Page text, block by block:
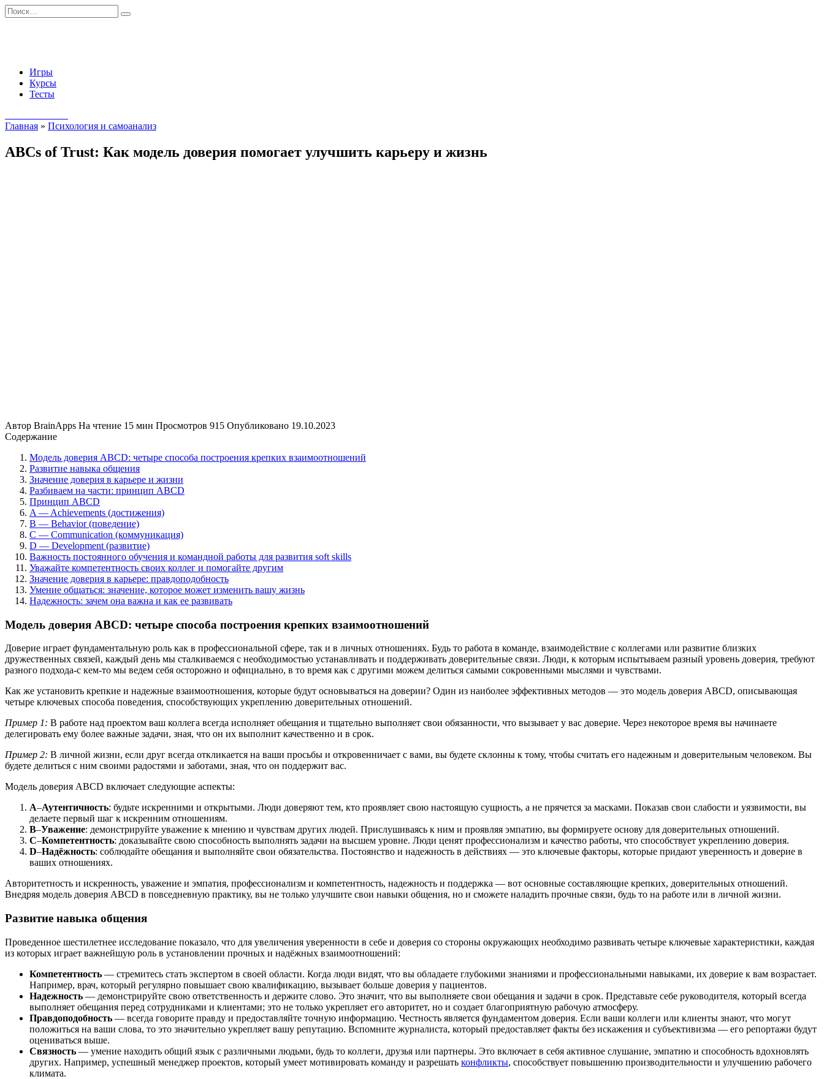
Перейти
к
Search
for:
Игры
Курсы
Тесты
Главная » Психология и самоанализ
ABCs of Trust: Как модель доверия помогает улучшить карьеру и жизнь
Автор BrainApps На чтение 15 мин Просмотров 915 Опубликовано 19.10.2023
Содержание
Модель доверия ABCD: четыре способа построения крепких взаимоотношений
Развитие навыка общения
Значение доверия в карьере и жизни
Разбиваем на части: принцип ABCD
Принцип ABCD
A — Achievements (достижения)
B — Behavior (поведение)
C — Communication (коммуникация)
D — Development (развитие)
Важность постоянного обучения и командной работы для развития soft skills
Уважайте компетентность своих коллег и помогайте другим
Значение доверия в карьере: правдоподобность
Умение общаться: значение, которое может изменить вашу жизнь
Надежность: зачем она важна и как ее развивать
Модель доверия ABCD: четыре способа построения крепких взаимоотношений
Доверие играет фундаментальную роль как в профессиональной сфере, так и в личных отношениях. Будь то работа в команде, взаимодействие с коллегами или развитие близких
дружественных связей, каждый день мы сталкиваемся с необходимостью устанавливать и поддерживать доверительные связи. Люди, к которым испытываем разный уровень доверия, требуют
разного подхода-с кем-то мы ведем себя осторожно и официально, в то время как с другими можем делиться самыми сокровенными мыслями и чувствами.
Как же установить крепкие и надежные взаимоотношения, которые будут основываться на доверии? Один из наиболее эффективных методов — это модель доверия ABCD, описывающая
четыре ключевых способа поведения, способствующих укреплению доверительных отношений.
Пример 1: В работе над проектом ваш коллега всегда исполняет обещания и тщательно выполняет свои обязанности, что вызывает у вас доверие. Через некоторое время вы начинаете
делегировать ему более важные задачи, зная, что он их выполнит качественно и в срок.
Пример 2: В личной жизни, если друг всегда откликается на ваши просьбы и откровенничает с вами, вы будете склонны к тому, чтобы считать его надежным и доверительным человеком. Вы
будете делиться с ним своими радостями и заботами, зная, что он поддержит вас.
Модель доверия ABCD включает следующие аспекты:
A–Аутентичность: будьте искренними и открытыми. Люди доверяют тем, кто проявляет свою настоящую сущность, а не прячется за масками. Показав свои слабости и уязвимости, вы
делаете первый шаг к искренним отношениям.
B–Уважение: демонстрируйте уважение к мнению и чувствам других людей. Прислушиваясь к ним и проявляя эмпатию, вы формируете основу для доверительных отношений.
C–Компетентность: доказывайте свою способность выполнять задачи на высшем уровне. Люди ценят профессионализм и качество работы, что способствует укреплению доверия.
D–Надёжность: соблюдайте обещания и выполняйте свои обязательства. Постоянство и надежность в действиях — это ключевые факторы, которые придают уверенность и доверие в
ваших отношениях.
Авторитетность и искренность, уважение и эмпатия, профессионализм и компетентность, надежность и поддержка — вот основные составляющие крепких, доверительных отношений.
Внедряя модель доверия ABCD в повседневную практику, вы не только улучшите свои навыки общения, но и сможете наладить прочные связи, будь то на работе или в личной жизни.
Развитие навыка общения
Проведенное шестилетнее исследование показало, что для увеличения уверенности в себе и доверия со стороны окружающих необходимо развивать четыре ключевые характеристики, каждая
из которых играет важнейшую роль в установлении прочных и надёжных взаимоотношений:
Компетентность — стремитесь стать экспертом в своей области. Когда люди видят, что вы обладаете глубокими знаниями и профессиональными навыками, их доверие к вам возрастает.
Например, врач, который регулярно повышает свою квалификацию, вызывает больше доверия у пациентов.
Надежность — демонстрируйте свою ответственность и держите слово. Это значит, что вы выполняете свои обещания и задачи в срок. Представьте себе руководителя, который всегда
выполняет обещания перед сотрудниками и клиентами; это не только укрепляет его авторитет, но и создает благоприятную рабочую атмосферу.
Правдоподобность — всегда говорите правду и предоставляйте точную информацию. Честность является фундаментом доверия. Если ваши коллеги или клиенты знают, что могут
положиться на ваши слова, то это значительно укрепляет вашу репутацию. Вспомните журналиста, который предоставляет факты без искажения и субъективизма — его репортажи будут
оцениваться выше.
Связность — умение находить общий язык с различными людьми, будь то коллеги, друзья или партнеры. Это включает в себя активное слушание, эмпатию и способность вдохновлять
других. Например, успешный менеджер проектов, который умеет мотивировать команду и разрешать конфликты, способствует повышению производительности и улучшению рабочего
климата.